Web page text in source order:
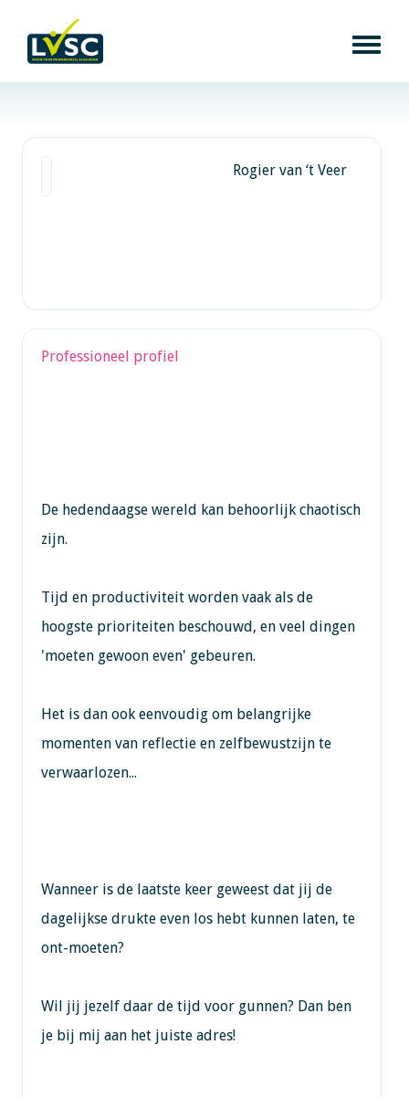
Rogier van ‘t Veer
Professioneel profiel
De hedendaagse wereld kan behoorlijk chaotisch
zijn.
Tijd en productiviteit worden vaak als de
hoogste prioriteiten beschouwd, en veel dingen
'moeten gewoon even' gebeuren.
Het is dan ook eenvoudig om belangrijke
momenten van reflectie en zelfbewustzijn te
verwaarlozen...
Wanneer is de laatste keer geweest dat jij de
dagelijkse drukte even los hebt kunnen laten, te
ont-moeten?
Wil jij jezelf daar de tijd voor gunnen? Dan ben
je bij mij aan het juiste adres!